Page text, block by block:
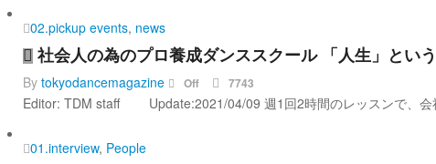
02.pickup events, news
社会人の為のプロ養成ダンススクール 「人生」とい
By tokyodancemagazine Off 7743
Editor: TDM staff Update:2021/04/09 週1回2時間のレッスンで、会
01.interview, People